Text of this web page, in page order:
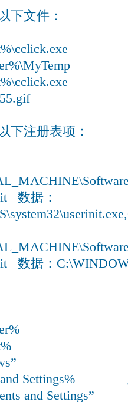
下文件：
下注册表项：
数据：
数据：
系统
系统
and Settings%
and Settings”